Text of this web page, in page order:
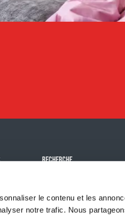
le contenu et les
notre trafic. Nous
RECHERCHE
Programmes de subventions